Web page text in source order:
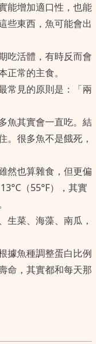
能增加適口性，也能
些東西，魚可能會出
吃活體，有時反而會
常的主食。
常見的原則是：「兩
魚其實會一直吃。結
。很多魚不是餓死，
然也算雜食，但更偏
（55°F），其實
生菜、海藻、南瓜，
據魚種調整蛋白比例
命，其實都和每天那